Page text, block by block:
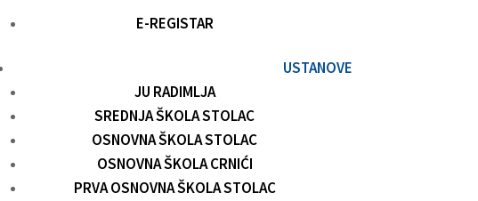
E-REGISTAR
USTANOVE
JU RADIMLJA
SREDNJA ŠKOLA STOLAC
OSNOVNA ŠKOLA STOLAC
OSNOVNA ŠKOLA CRNIĆI
PRVA OSNOVNA ŠKOLA STOLAC